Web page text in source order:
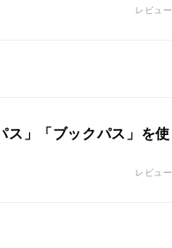
レビュー
」「ブックパス」を使
レビュー